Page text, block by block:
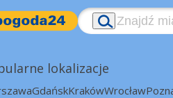
lokalizacje
GdańskKrakówWrocław